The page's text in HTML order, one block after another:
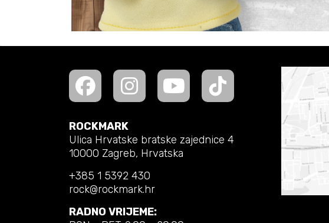
ROCKMARK
Ulica Hrvatske bratske zajednice 4
10000 Zagreb, Hrvatska
+385 1 5392 430
rock@rockmark.hr
RADNO VRIJEME: